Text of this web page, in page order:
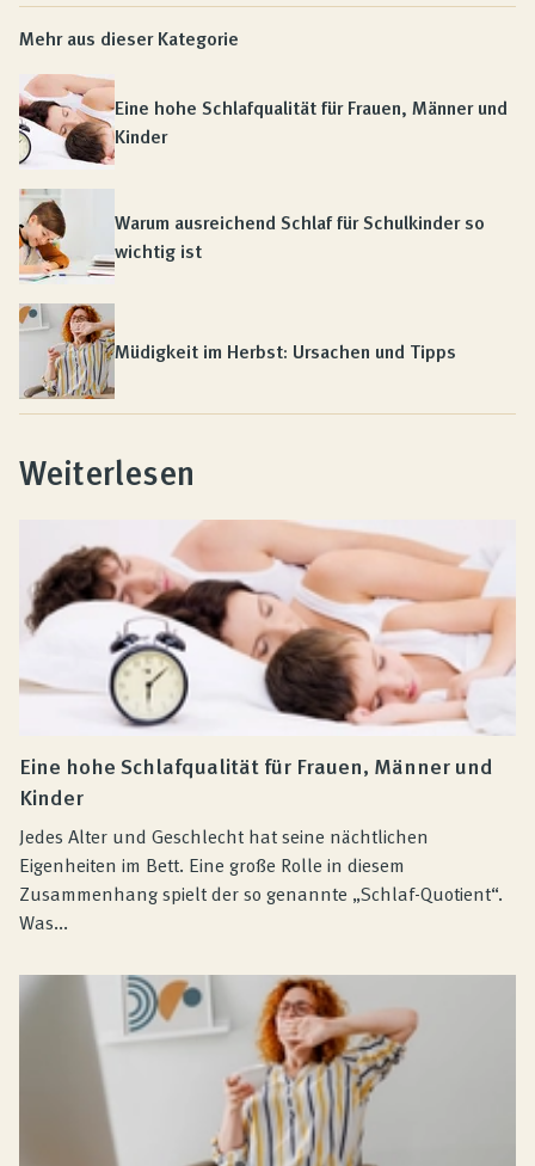
Mehr aus dieser Kategorie
Eine hohe Schlafqualität für Frauen, Männer und
Kinder
Warum ausreichend Schlaf für Schulkinder so
wichtig ist
Müdigkeit im Herbst: Ursachen und Tipps
Weiterlesen
Eine hohe Schlafqualität für Frauen, Männer und
Kinder
Jedes Alter und Geschlecht hat seine nächtlichen
Eigenheiten im Bett. Eine große Rolle in diesem
Zusammenhang spielt der so genannte „Schlaf-Quotient“.
Was...